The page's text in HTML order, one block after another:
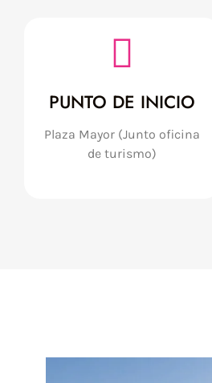
PUNTO DE INICIO
Plaza Mayor (Junto oficina
de turismo)